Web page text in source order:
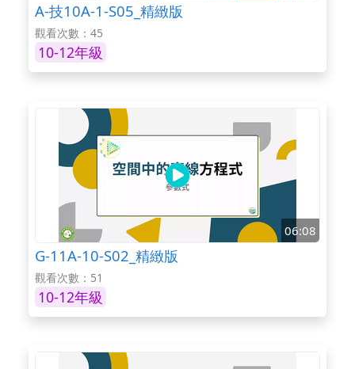
A-技10A-1-S05_精緻版
觀看次數：45
10-12年級
06:08
G-11A-10-S02_精緻版
觀看次數：51
10-12年級